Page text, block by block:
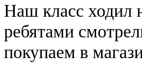
Наш класс ходил
ребятами
покупаем в